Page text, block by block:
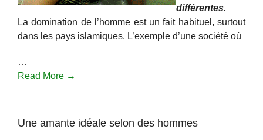
différentes.
La domination de l’homme est un fait habituel, surtout
dans les pays islamiques. L’exemple d’une société où
…
Read More →
Une amante idéale selon des hommes